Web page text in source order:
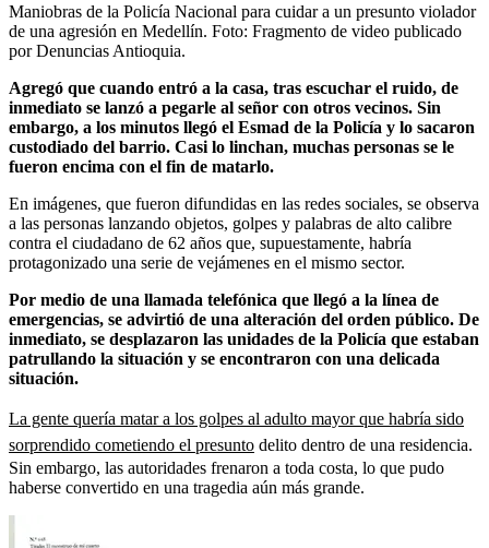
Maniobras de la Policía Nacional para cuidar a un presunto violador
de una agresión en Medellín. Foto: Fragmento de video publicado
por Denuncias Antioquia.
Agregó que cuando entró a la casa, tras escuchar el ruido, de
inmediato se lanzó a pegarle al señor con otros vecinos. Sin
embargo, a los minutos llegó el Esmad de la Policía y lo sacaron
custodiado del barrio. Casi lo linchan, muchas personas se le
fueron encima con el fin de matarlo.
En imágenes, que fueron difundidas en las redes sociales, se observa
a las personas lanzando objetos, golpes y palabras de alto calibre
contra el ciudadano de 62 años que, supuestamente, habría
protagonizado una serie de vejámenes en el mismo sector.
Por medio de una llamada telefónica que llegó a la línea de
emergencias, se advirtió de una alteración del orden público. De
inmediato, se desplazaron las unidades de la Policía que estaban
patrullando la situación y se encontraron con una delicada
situación.
La gente quería matar a los golpes al adulto mayor que habría sido
sorprendido cometiendo el presunto delito dentro de una residencia.
Sin embargo, las autoridades frenaron a toda costa, lo que pudo
haberse convertido en una tragedia aún más grande.